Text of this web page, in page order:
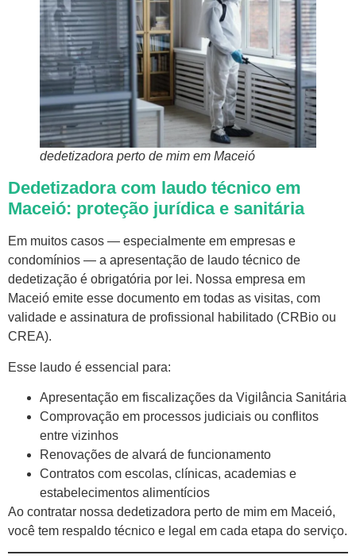
dedetizadora perto de mim em Maceió
Dedetizadora com laudo técnico em
Maceió: proteção jurídica e sanitária
Em muitos casos — especialmente em empresas e
condomínios — a apresentação de laudo técnico de
dedetização é obrigatória por lei. Nossa empresa em
Maceió emite esse documento em todas as visitas, com
validade e assinatura de profissional habilitado (CRBio ou
CREA).
Esse laudo é essencial para:
Apresentação em fiscalizações da Vigilância Sanitária
Comprovação em processos judiciais ou conflitos
entre vizinhos
Renovações de alvará de funcionamento
Contratos com escolas, clínicas, academias e
estabelecimentos alimentícios
Ao contratar nossa dedetizadora perto de mim em Maceió,
você tem respaldo técnico e legal em cada etapa do serviço.